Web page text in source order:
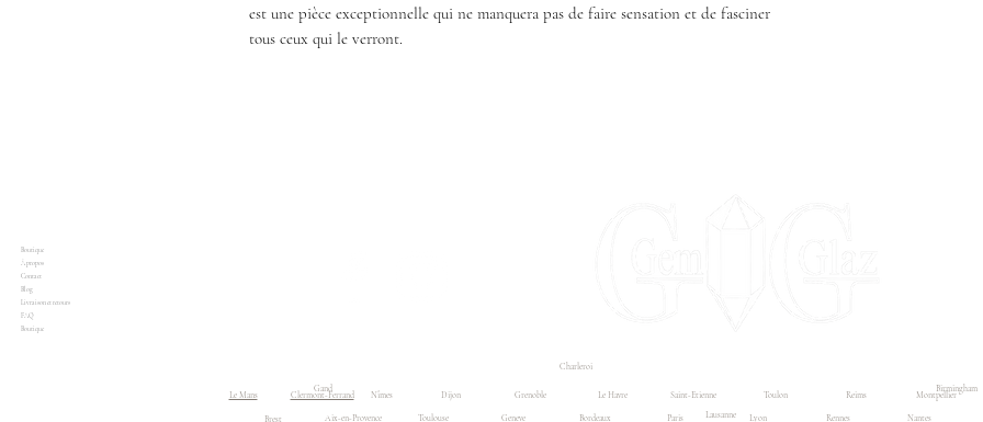
est une pièce exceptionnelle qui ne manquera pas de faire sensation et de fasciner
tous ceux qui le verront.
Boutique
À propos
Contact
Blog
Livraison et retours
FAQ
Boutique
Charleroi
Gand
Le Mans Dijon
Nîmes
Clermont-Ferrand Grenoble Le Havre Saint-Etienne Toulon Reims Montpellier
Birmingham
À propos
Brest Aix-en-Provence Toulouse Geneve Bordeaux Paris Lyon
Lausanne Rennes Nantes